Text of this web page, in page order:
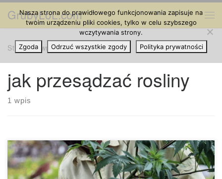
Przejdź do treści
GrubyLoL.com
Strona główna » jak przesądzać rosliny
jak przesądzać rosliny
1 wpis
Przesadzanie jest niezwykle ważną częścią uprawy konopi
Nasza strona do prawidłowego funkcjonowania zapisuje na
twoim urządzeniu pliki cookies, tylko w celu szybszego
wczytywania strony.
Zgoda
Odrzuć wszystkie zgody Polityka prywatności